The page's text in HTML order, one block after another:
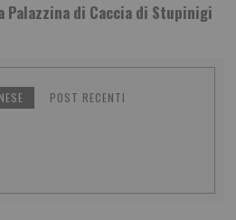
di Caccia di Stupinigi
POST RECENTI